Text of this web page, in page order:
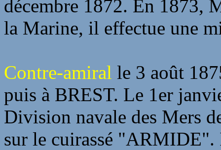
décembre 1872. En 1873,
la Marine, il effectue une
Contre-amiral le 3 août
puis à BREST. Le 1er
Division navale des Mers
sur le cuirassé "ARMIDE".